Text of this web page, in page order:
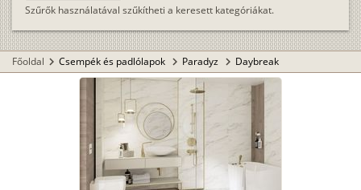
Szűrők használatával szűkítheti a keresett kategóriákat.
Főoldal chevron_right Csempék és padlólapok chevron_right Paradyz chevron_right Daybreak